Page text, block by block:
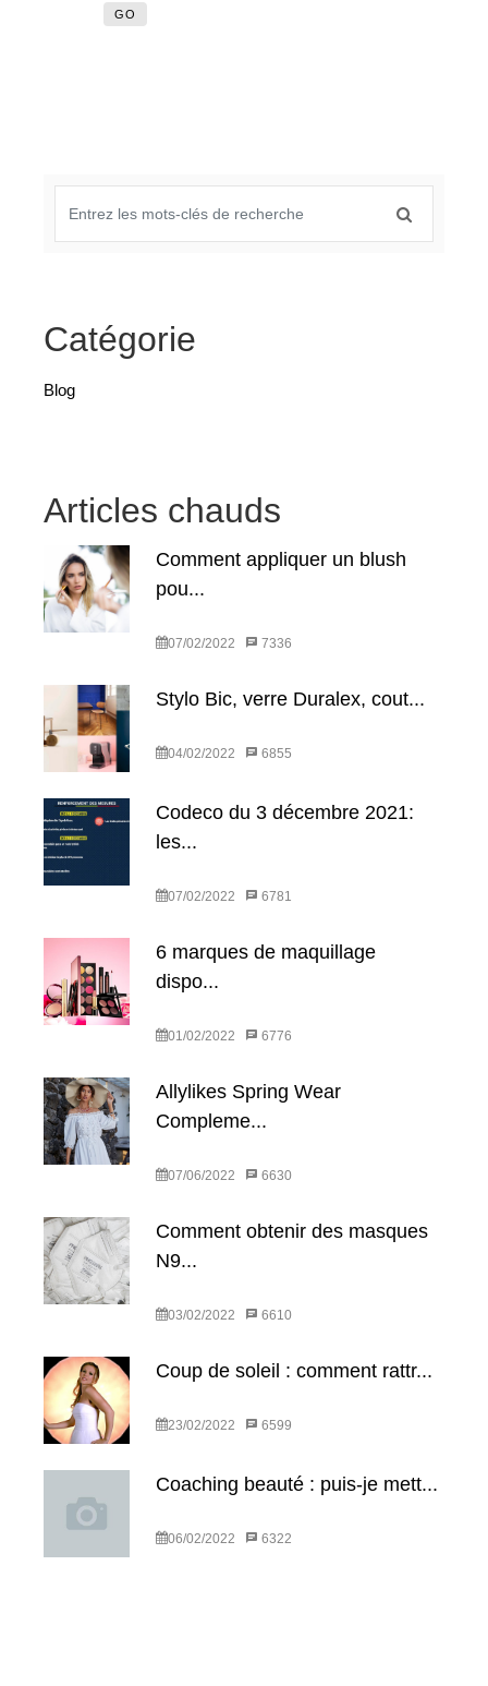
GO
Catégorie
Blog
Articles chauds
Comment appliquer un blush
pou...
07/02/2022 7336
Stylo Bic, verre Duralex, cout...
04/02/2022 6855
Codeco du 3 décembre 2021:
les...
07/02/2022 6781
6 marques de maquillage
dispo...
01/02/2022 6776
Allylikes Spring Wear
Compleme...
07/06/2022 6630
Comment obtenir des masques
N9...
03/02/2022 6610
Coup de soleil : comment rattr...
23/02/2022 6599
Coaching beauté : puis-je mett...
06/02/2022 6322